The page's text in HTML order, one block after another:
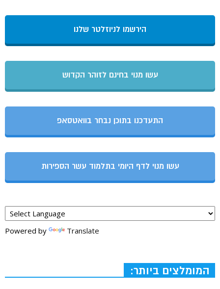
הירשמו לניוזלטר שלנו
עשו מנוי בחינם לזוהר הקדוש
התעדכנו בתוכן נבחר בוואטסאפ
עשו מנוי לדף היומי בתלמוד עשר הספירות
Powered by Translate
המומלצים ביותר: